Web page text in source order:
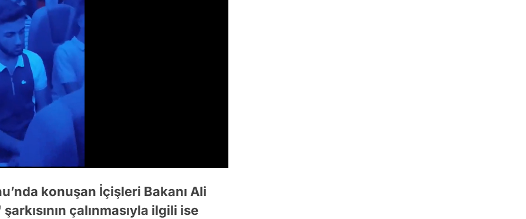
konuşan İçişleri Bakanı Ali
çalınmasıyla ilgili ise